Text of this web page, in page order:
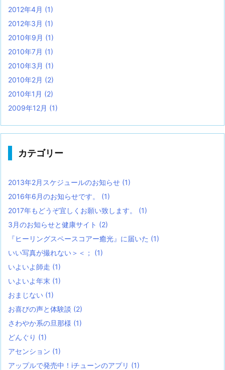
2012年4月 (1)
2012年3月 (1)
2010年9月 (1)
2010年7月 (1)
2010年3月 (1)
2010年2月 (2)
2010年1月 (2)
2009年12月 (1)
カテゴリー
2013年2月スケジュールのお知らせ (1)
2016年6月のお知らせです。 (1)
2017年もどうぞ宜しくお願い致します。 (1)
3月のお知らせと健康サイト (2)
『ヒーリングスペースコアー癒光』に届いた (1)
いい写真が撮れない＞＜； (1)
いよいよ師走 (1)
いよいよ年末 (1)
おまじない (1)
お喜びの声と体験談 (2)
さわやか系の旦那様 (1)
どんぐり (1)
アセンション (1)
アップルで発売中！iチューンのアプリ (1)